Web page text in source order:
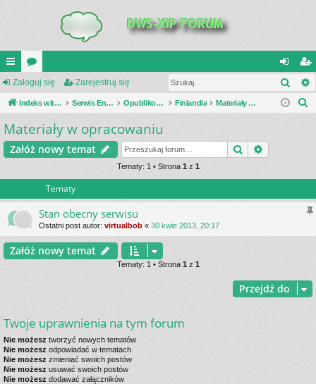
UI
C
K
_L
or
a
al
og
ar
ej
ę
Zaloguj się Zarejestruj się
Indeks witryny Serwis Encyklopedia Uzbrojenia Opublikowane zestawienia Finlandia Materiały w opracowaniu
j
Materiały w opracowaniu
Załóż nowy temat Szukaj
Tematy: 1 • Strona 1 z 1
Tematy
Stan obecny serwisu
Ostatni post autor: virtualbob « 30 kwie 2013, 20:17
Załóż nowy temat
Tematy: 1 • Strona 1 z 1
Przejdź do
Twoje uprawnienia na tym forum
Nie możesz tworzyć nowych tematów
Nie możesz odpowiadać w tematach
Nie możesz zmieniać swoich postów
Nie możesz usuwać swoich postów
Nie możesz dodawać załączników